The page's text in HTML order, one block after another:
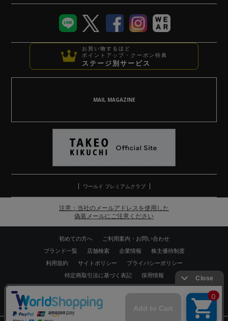
お買い物するほど
ポイントアップ・クーポン特典
ステージ別サービス
MAIL MAGAZINE
ワールド プレミアムクラブ
注意：当社のメールアドレスを使用した
偽装メールにご注意ください
初めての方へ
ご利用案内・お問い合わせ
ブランド一覧
店舗検索 企業情報
株主優待制度
利用規約
サイトポリシー
プライバシーポリシー
特定商取引法に基づく表記
採用情報
Copyrights © WORLD CO.,LTD. All rights reserved.